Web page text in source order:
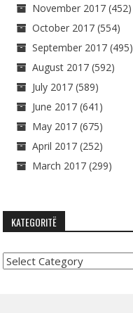
November 2017 (452)
October 2017 (554)
September 2017 (495)
August 2017 (592)
July 2017 (589)
June 2017 (641)
May 2017 (675)
April 2017 (252)
March 2017 (299)
KATEGORITË
Kategoritë